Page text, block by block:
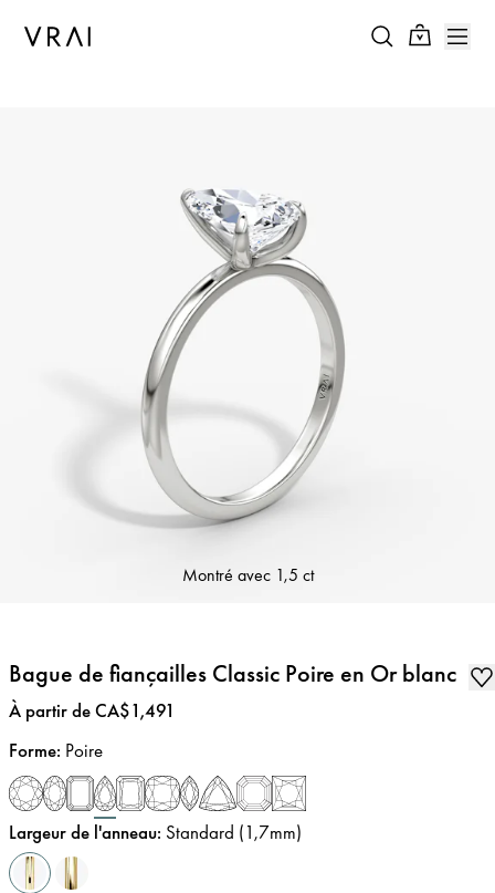
Montré avec 1,5 ct
Bague de fiançailles Classic Poire en Or blanc
Prix:
À partir de CA$1,491
Forme: Poire
Largeur de l'anneau: Standard (1,7mm)